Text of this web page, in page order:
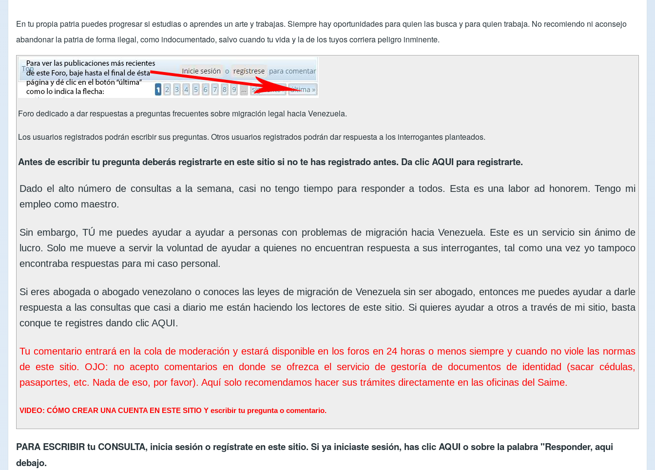
En tu propia patria puedes progresar si estudias o aprendes un arte y trabajas. Siempre hay oportunidades para quien las busca y para quien trabaja. No recomiendo ni aconsejo
abandonar la patria de forma ilegal, como indocumentado, salvo cuando tu vida y la de los tuyos corriera peligro inminente.
Foro dedicado a dar respuestas a preguntas frecuentes sobre migración legal hacia Venezuela.
Los usuarios registrados podrán escribir sus preguntas. Otros usuarios registrados podrán dar respuesta a los interrogantes planteados.
Antes de escribir tu pregunta deberás registrarte en este sitio si no te has registrado antes. Da clicAQUI para registrarte.
Dado el alto número de consultas a la semana, casi no tengo tiempo para responder a todos. Esta es una labor ad honorem. Tengo mi
empleo como maestro.
Sin embargo, TÚ me puedes ayudar a ayudar a personas con problemas de migración hacia Venezuela. Este es un servicio sin ánimo de
lucro. Solo me mueve a servir la voluntad de ayudar a quienes no encuentran respuesta a sus interrogantes, tal como una vez yo tampoco
encontraba respuestas para mi caso personal.
Si eres abogada o abogado venezolano o conoces las leyes de migración de Venezuela sin ser abogado, entonces me puedes ayudar a darle
respuesta a las consultas que casi a diario me están haciendo los lectores de este sitio. Si quieres ayudar a otros a través de mi sitio, basta
conque te registres dando clic AQUI.
Tu comentario entrará en la cola de moderación y estará disponible en los foros en 24 horas o menos siempre y cuando no viole las normas
de este sitio. OJO: no acepto comentarios en donde se ofrezca el servicio de gestoría de documentos de identidad (sacar cédulas,
pasaportes, etc. Nada de eso, por favor). Aquí solo recomendamos hacer sus trámites directamente en las oficinas del Saime.
VIDEO: CÓMO CREAR UNA CUENTA EN ESTE SITIO Y escribir tu pregunta o comentario.
PARA ESCRIBIR tu CONSULTA, inicia sesióno regístrate en este sitio. Si ya iniciaste sesión, has clicAQUI o sobre la palabra "Responder, aqui
debajo.